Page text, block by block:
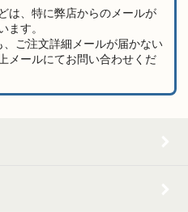
は、特に弊店からのメールが
ます。
ご注文詳細メールが届かない
メールにてお問い合わせくだ